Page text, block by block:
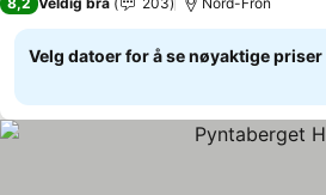
Velg datoer for å se nøyaktige priser